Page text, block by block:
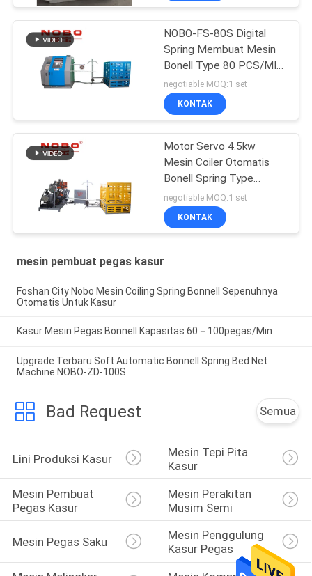
NOBO-FS-80S Digital
Spring Membuat Mesin
Bonell Type 80 PCS/MIN
Untuk Kasur
negotiable MOQ:1 set
KONTAK
Motor Servo 4.5kw
Mesin Coiler Otomatis
Bonell Spring Type
NOBO-FS-65
negotiable MOQ:1 set
KONTAK
mesin pembuat pegas kasur
Foshan City Nobo Mesin Coiling Spring Bonnell Sepenuhnya
Otomatis Untuk Kasur
Kasur Mesin Pegas Bonnell Kapasitas 60－100pegas/Min
Upgrade Terbaru Soft Automatic Bonnell Spring Bed Net
Machine NOBO-ZD-100S
Bad Request Semua
Lini Produksi Kasur
Mesin Tepi Pita
Kasur
Mesin Pembuat
Pegas Kasur
Mesin Perakitan
Musim Semi
Mesin Pegas Saku
Mesin Penggulung
Kasur Pegas